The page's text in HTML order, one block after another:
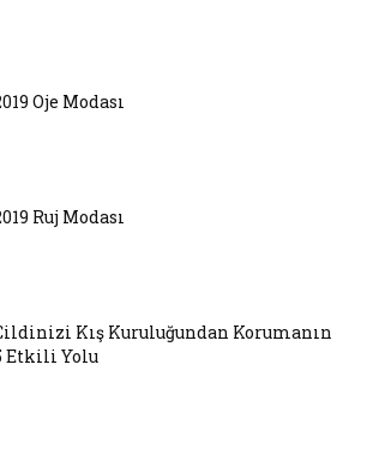
Oje Modası
Ruj Modası
Kış Kuruluğundan Korumanın
Etkili Yolu